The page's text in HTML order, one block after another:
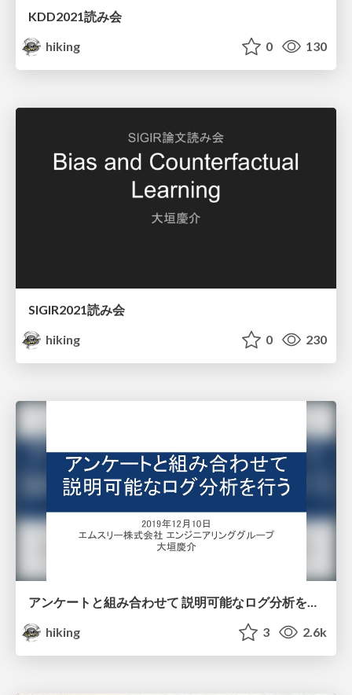
KDD2021読み会
hiking
0 130
SIGIR2021読み会
hiking
0 230
アンケートと組み合わせて 説明可能なログ分析を行う
hiking
3 2.6k